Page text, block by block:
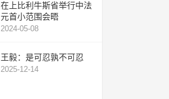
在上比利牛斯省举行中法
元首小范围会晤
2024-05-08
王毅：是可忍孰不可忍
2025-12-14